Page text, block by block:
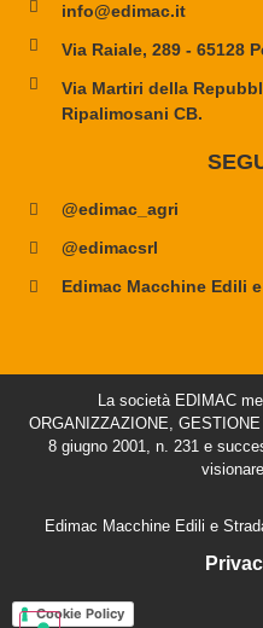
info@edimac.it
Via Raiale, 289 - 65128
Via Martiri della
Ripalimosani CB.
@edimac_agri
@edimacsrl
Edimac Macchine Edili
La società EDIMAC
ORGANIZZAZIONE,
8 giugno 2001, n. 231 e
Edimac Macchine Edili e
Cookie Policy